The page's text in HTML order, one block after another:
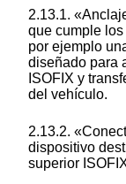
2.13.1.
que cumple
por ejemplo
diseñado para
ISOFIX y
del vehículo.
2.13.2.
dispositivo
superior